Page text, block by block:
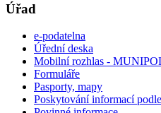
Úřad
e-podatelna
Úřední deska
Mobilní rozhlas -
Formuláře
Pasporty, mapy
Poskytování informací